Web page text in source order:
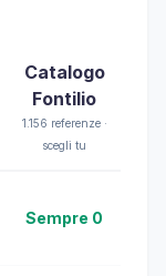
Catalogo
Fontilio
1.156 referenze ·
scegli tu
Sempre 0